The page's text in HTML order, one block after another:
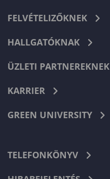
FELVÉTELIZŐKNEK
HALLGATÓKNAK
ÜZLETI PARTNEREKNEK
KARRIER
GREEN UNIVERSITY
TELEFONKÖNYV